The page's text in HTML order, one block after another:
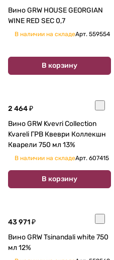
Вино GRW HOUSE GEORGIAN
WINE RED SEC 0,7
В наличии на складеАрт. 559554
В корзину
2 464 ₽
Вино GRW Kvevri Collection
Kvareli ГРВ Квеври Коллекшн
Кварели 750 мл 13%
В наличии на складеАрт. 607415
В корзину
43 971 ₽
Вино GRW Tsinandali white 750
мл 12%